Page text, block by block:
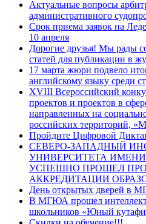
Актуальные вопросы
административного
Срок приема заявок на
10 апреля
Дорогие друзья! Мы рады
статей для публикации в
17 марта жюри подвело
английскому языку среди
XVIII Всероссийский
проектов и проектов в
направленных на
российских территорий,
Пройдите Цифровой
СЕВЕРО-ЗАПАДНЫЙ
УНИВЕРСИТЕТА
УСПЕШНО ПРОШЕЛ
АККРЕДИТАЦИИ
День открытых дверей в
В МГЮА прошел
школьников «Юный